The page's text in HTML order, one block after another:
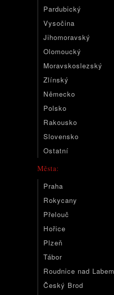
Pardubický
Vysočina
Jihomoravský
Olomoucký
Moravskoslezský
Zlínský
Německo
Polsko
Rakousko
Slovensko
Ostatní
Města:
Praha
Rokycany
Přelouč
Hořice
Plzeň
Tábor
Roudnice nad Labem
Český Brod